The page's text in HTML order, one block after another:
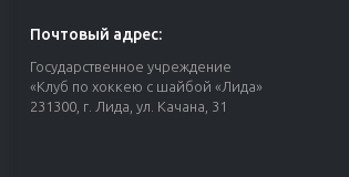
Почтовый адрес:
Государственное учреждение
«Клуб по хоккею с шайбой «Лида»
231300, г. Лида, ул. Качана, 31